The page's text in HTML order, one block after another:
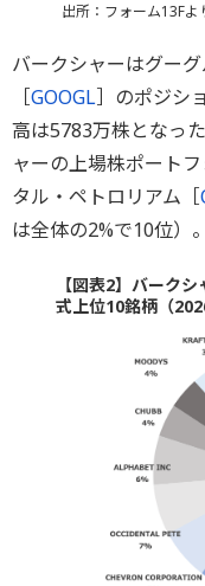
出所：フォーム13Fよ
バークシャーはグー
［GOOGL］のポジシ
高は5783万株となっ
ャーの上場株ポート
タル・ペトロリアム［
は全体の2%で10位）。
【図表2】バーク
式上位10銘柄（